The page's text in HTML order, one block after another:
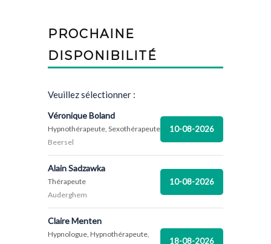
PROCHAINE
DISPONIBILITÉ
Veuillez sélectionner :
Véronique Boland
Hypnothérapeute, Sexothérapeute
Beersel
10-08-2026
Alain Sadzawka
Thérapeute
Auderghem
10-08-2026
Claire Menten
Hypnologue, Hypnothérapeute,
18-08-2026